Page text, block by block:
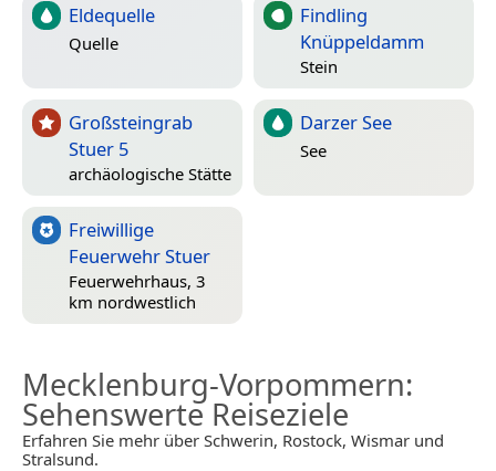
Eldequelle
Quelle
Findling
Knüppeldamm
Stein
Großsteingrab
Stuer 5
archäologische Stätte
Darzer See
See
Freiwillige
Feuerwehr Stuer
Feuerwehrhaus, 3
km nordwestlich
Mecklenburg-Vorpommern:
Sehenswerte Reiseziele
Erfahren Sie mehr über Schwerin, Rostock, Wismar und
Stralsund.